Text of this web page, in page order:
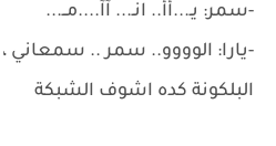
-سمر: يـ...أأ.. انـ... آآ....مــ...
-يارا: الوووو.. سمر .. سمعاني
البلكونة كده اشوف الشبكة